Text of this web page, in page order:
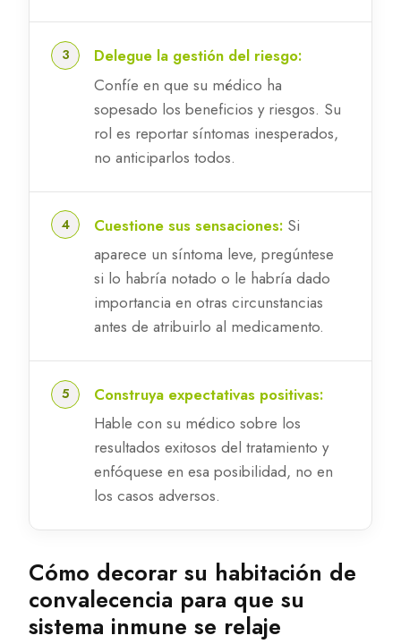
Delegue la gestión del riesgo:
Confíe en que su médico ha
sopesado los beneficios y riesgos. Su
rol es reportar síntomas inesperados,
no anticiparlos todos.
Cuestione sus sensaciones: Si
aparece un síntoma leve, pregúntese
si lo habría notado o le habría dado
importancia en otras circunstancias
antes de atribuirlo al medicamento.
Construya expectativas positivas:
Hable con su médico sobre los
resultados exitosos del tratamiento y
enfóquese en esa posibilidad, no en
los casos adversos.
Cómo decorar su habitación de
convalecencia para que su
sistema inmune se relaje